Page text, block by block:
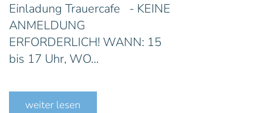
Einladung Trauercafe - KEINE
ANMELDUNG
ERFORDERLICH! WANN: 15
bis 17 Uhr, WO…
weiter lesen